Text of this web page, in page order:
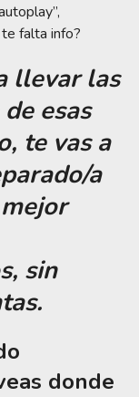
te falta info?
llevar las
esas
te vas a
a
sin
donde